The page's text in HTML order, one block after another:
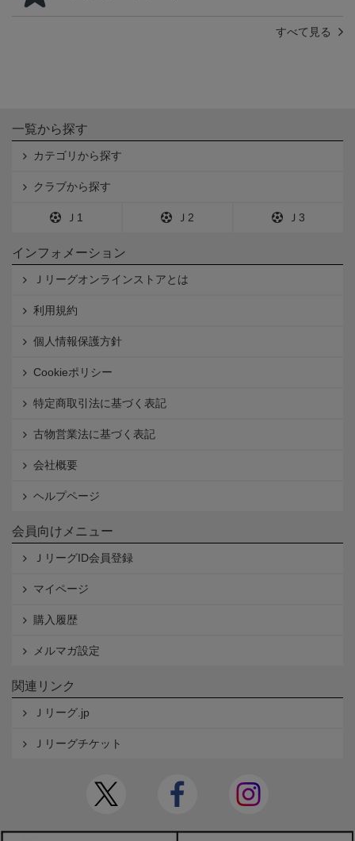
すべて見る
一覧から探す
カテゴリから探す
クラブから探す
Ｊ1 Ｊ2 Ｊ3
インフォメーション
Ｊリーグオンラインストアとは
利用規約
個人情報保護方針
Cookieポリシー
特定商取引法に基づく表記
古物営業法に基づく表記
会社概要
ヘルプページ
会員向けメニュー
ＪリーグID会員登録
マイページ
購入履歴
メルマガ設定
関連リンク
Ｊリーグ.jp
Ｊリーグチケット